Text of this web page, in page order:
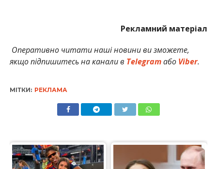
Рекламний матеріал
Оперативно читати наші новини ви зможете,
якщо підпишитесь на канали в Telegramабо Viber.
МІТКИ: РЕКЛАМА